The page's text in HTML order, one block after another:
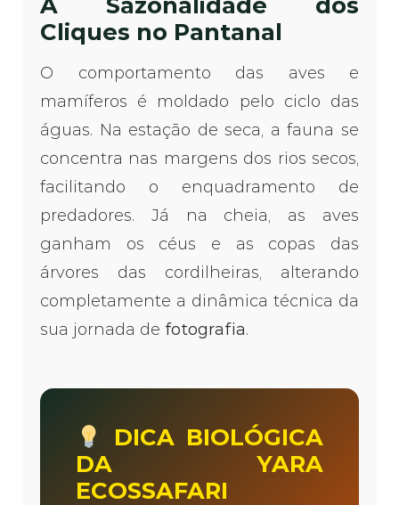
Cliques no Pantanal
O comportamento das aves e
mamíferos é moldado pelo ciclo das
águas. Na estação de seca, a fauna se
concentra nas margens dos rios secos,
facilitando o enquadramento de
predadores. Já na cheia, as aves
ganham os céus e as copas das
árvores das cordilheiras, alterando
completamente a dinâmica técnica da
sua jornada de fotografia.
DICA BIOLÓGICA
DA YARA
ECOSSAFARI